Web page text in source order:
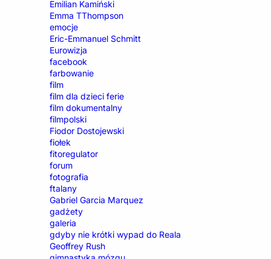
Emilian Kamiński
Emma TThompson
emocje
Eric-Emmanuel Schmitt
Eurowizja
facebook
farbowanie
film
film dla dzieci ferie
film dokumentalny
filmpolski
Fiodor Dostojewski
fiołek
fitoregulator
forum
fotografia
ftalany
Gabriel Garcia Marquez
gadżety
galeria
gdyby nie krótki wypad do Reala
Geoffrey Rush